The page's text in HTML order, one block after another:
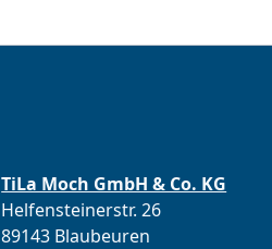
TiLa Moch GmbH & Co. KG
Helfensteinerstr. 26
89143 Blaubeuren